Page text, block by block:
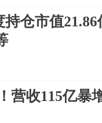
仓市值
营收115亿暴